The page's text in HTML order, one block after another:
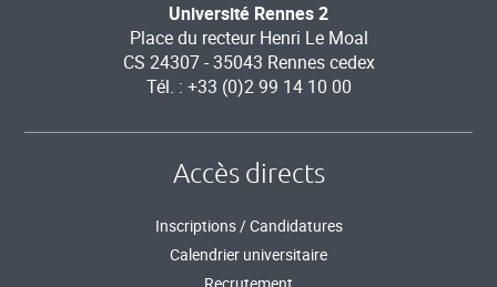
Université Rennes 2
Place du recteur Henri Le Moal
CS 24307 - 35043 Rennes cedex
Tél. : +33 (0)2 99 14 10 00
Accès directs
Inscriptions / Candidatures
Calendrier universitaire